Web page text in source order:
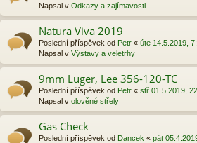
Napsal v Odkazy a zajímavosti
Natura Viva 2019
Poslední příspěvek od Petr « úte 14.5.2019,
Napsal v Výstavy a veletrhy
9mm Luger, Lee 356-120-TC
Poslední příspěvek od Petr « stř 01.5.2019,
Napsal v olověné střely
Gas Check
Poslední příspěvek od Dancek « pát